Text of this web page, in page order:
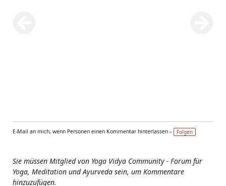
E-Mail an mich, wenn Personen einen Kommentar hinterlassen – Folgen
Sie müssen Mitglied von Yoga Vidya Community - Forum für
Yoga, Meditation und Ayurveda sein, um Kommentare
hinzuzufügen.